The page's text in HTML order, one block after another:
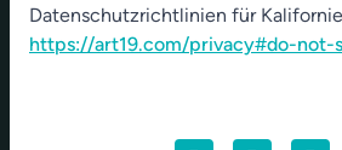
Datenschutzrichtlinien für
https://art19.com/privacy#do-not-